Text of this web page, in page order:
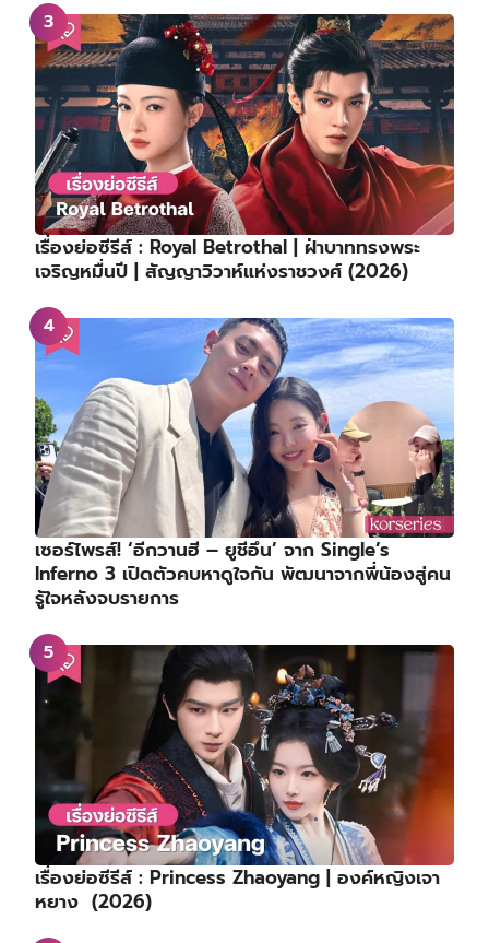
เรื่องย่อซีรีส์ : Royal Betrothal | ฝ่าบาททรงพระ
เจริญหมื่นปี | สัญญาวิวาห์แห่งราชวงศ์ (2026)
เซอร์ไพรส์! ‘อีกวานฮี – ยูชีอึน’ จาก Single’s
Inferno 3 เปิดตัวคบหาดูใจกัน พัฒนาจากพี่น้องสู่คน
รู้ใจหลังจบรายการ
เรื่องย่อซีรีส์ : Princess Zhaoyang | องค์หญิงเจา
หยาง (2026)